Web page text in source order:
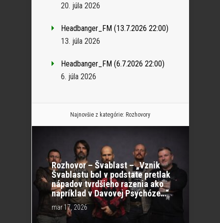
20. júla 2026
Headbanger_FM (13.7.2026 22:00)
13. júla 2026
Headbanger_FM (6.7.2026 22:00)
6. júla 2026
Najnovšie z kategórie: Rozhovory
Rozhovor – Švablast – „Vznik
Švablastu bol v podstate pretlak
nápadov tvrdšieho razenia ako
napríklad v Davovej Psychóze…“
mar 17, 2026